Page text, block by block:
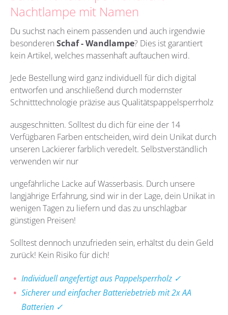
Nachtlampe mit Namen
Du suchst nach einem passenden und auch irgendwie
besonderen Schaf - Wandlampe? Dies ist garantiert
kein Artikel, welches massenhaft auftauchen wird.
Jede Bestellung wird ganz individuell für dich digital
entworfen und anschließend durch modernster
Schnitttechnologie präzise aus Qualitätspappelsperrholz
ausgeschnitten. Solltest du dich für eine der 14
Verfügbaren Farben entscheiden, wird dein Unikat durch
unseren Lackierer farblich veredelt. Selbstverständlich
verwenden wir nur
ungefährliche Lacke auf Wasserbasis. Durch unsere
langjährige Erfahrung, sind wir in der Lage, dein Unikat in
wenigen Tagen zu liefern und das zu unschlagbar
günstigen Preisen!
Solltest dennoch unzufrieden sein, erhältst du dein Geld
zurück! Kein Risiko für dich!
Individuell angefertigt aus Pappelsperrholz ✓
Sicherer und einfacher Batteriebetrieb mit 2x AA
Batterien ✓